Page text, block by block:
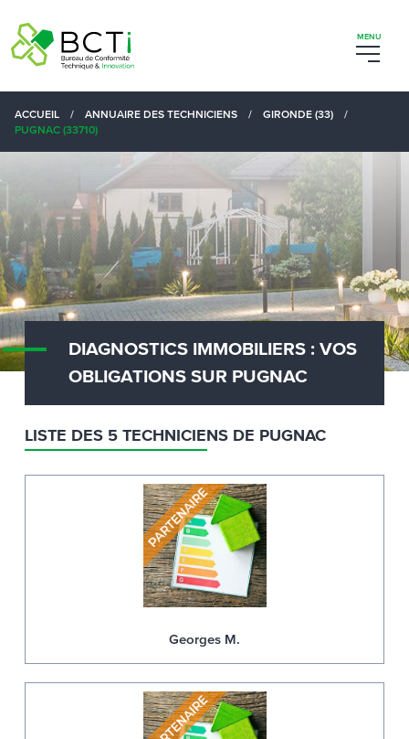
ACCUEIL / ANNUAIRE DES TECHNICIENS / GIRONDE (33)
/
PUGNAC (33710)
DIAGNOSTICS IMMOBILIERS : VOS
OBLIGATIONS SUR PUGNAC
LISTE DES 5 TECHNICIENS DE PUGNAC
Georges M.